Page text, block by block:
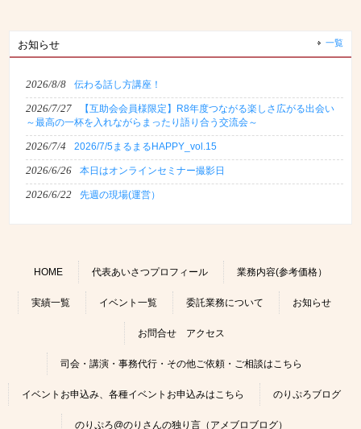
お知らせ 一覧
2026/8/8 伝わる話し方講座！
2026/7/27
【互助会会員様限定】R8年度つながる楽しさ広がる出会い
～最高の一杯を入れながらまったり語り合う交流会～
2026/7/4 2026/7/5まるまるHAPPY_vol.15
2026/6/26 本日はオンラインセミナー撮影日
2026/6/22 先週の現場(運営）
HOME 代表あいさつプロフィール 業務内容(参考価格）
実績一覧 イベント一覧 委託業務について お知らせ
お問合せ アクセス
司会・講演・事務代行・その他ご依頼・ご相談はこちら
イベントお申込み、各種イベントお申込みはこちら のりぷろブログ
のりぷろ@のりさんの独り言（アメブロブログ）